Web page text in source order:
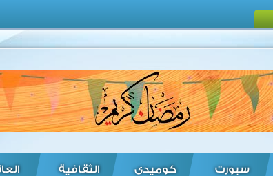
سبورت كوميدى الثقافية